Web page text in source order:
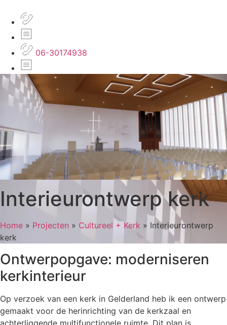
06-30174938
Interieurontwerp kerk
Home » Projecten » Cultureel + Kerk » Interieurontwerp
kerk
Ontwerpopgave: moderniseren
kerkinterieur
Op verzoek van een kerk in Gelderland heb ik een ontwerp
gemaakt voor de herinrichting van de kerkzaal en
achterliggende multifunctionele ruimte. Dit plan is